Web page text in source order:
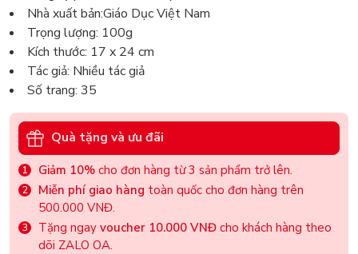
Nhà xuất bản:Giáo Dục Việt Nam
Trọng lượng: 100g
Kích thước: 17 x 24 cm
Tác giả: Nhiều tác giả
Số trang: 35
Quà tặng và ưu đãi
Giảm 10% cho đơn hàng từ 3 sản phẩm trở lên.
Miễn phí giao hàng toàn quốc cho đơn hàng trên
500.000 VNĐ.
Tặng ngay voucher 10.000 VNĐ cho khách hàng theo
dõi ZALO OA.